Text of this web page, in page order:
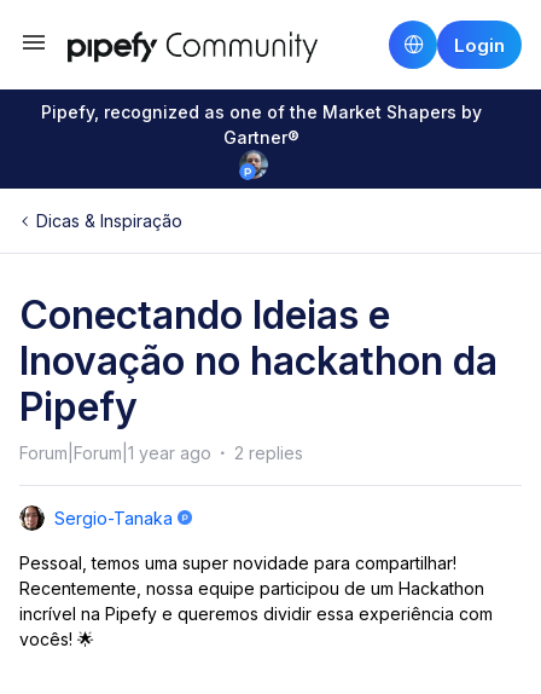
Login
Pipefy, recognized as one of the Market Shapers by
Gartner®
Dicas & Inspiração
Conectando Ideias e
Inovação no hackathon da
Pipefy
Forum|Forum|1 year ago 2 replies
Sergio-Tanaka
Pessoal, temos uma super novidade para compartilhar!
Recentemente, nossa equipe participou de um Hackathon
incrível na Pipefy e queremos dividir essa experiência com
vocês! 🌟